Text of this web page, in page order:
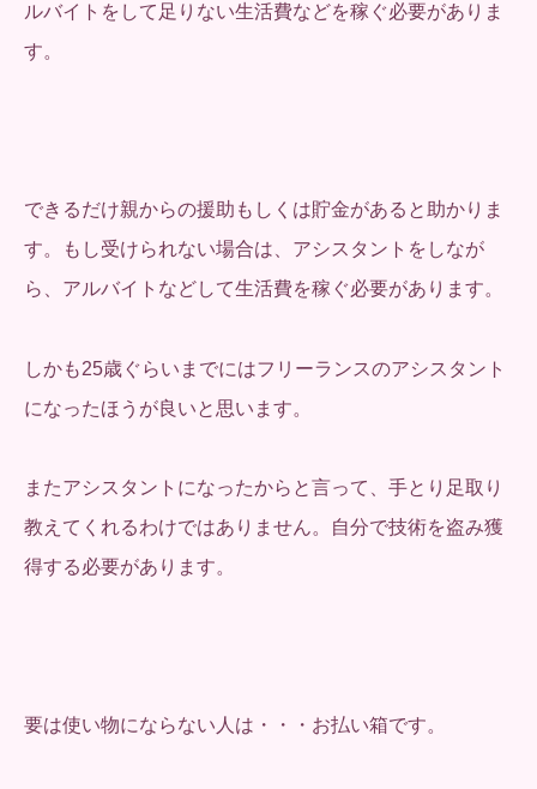
ルバイトをして足りない生活費などを稼ぐ必要がありま
す。
できるだけ親からの援助もしくは貯金があると助かりま
す。もし受けられない場合は、アシスタントをしなが
ら、アルバイトなどして生活費を稼ぐ必要があります。
しかも25歳ぐらいまでにはフリーランスのアシスタント
になったほうが良いと思います。
またアシスタントになったからと言って、手とり足取り
教えてくれるわけではありません。自分で技術を盗み獲
得する必要があります。
要は使い物にならない人は・・・お払い箱です。